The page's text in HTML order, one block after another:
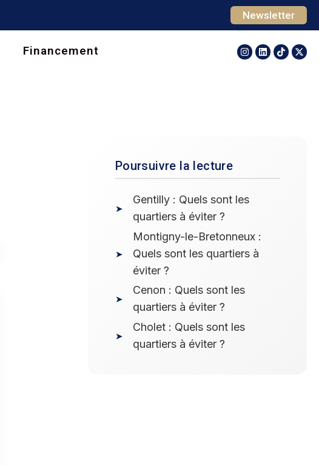
Newsletter
Financement
Poursuivre la lecture
Gentilly : Quels sont les
quartiers à éviter ?
Montigny-le-Bretonneux :
Quels sont les quartiers à
éviter ?
Cenon : Quels sont les
quartiers à éviter ?
Cholet : Quels sont les
quartiers à éviter ?